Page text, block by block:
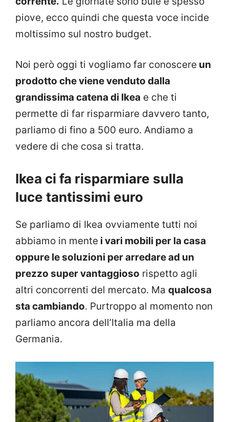
piove, ecco quindi che questa voce incide
moltissimo sul nostro budget.
Noi però oggi ti vogliamo far conoscere un
prodotto che viene venduto dalla
grandissima catena di Ikea e che ti
permette di far risparmiare davvero tanto,
parliamo di fino a 500 euro. Andiamo a
vedere di che cosa si tratta.
Ikea ci fa risparmiare sulla
luce tantissimi euro
Se parliamo di Ikea ovviamente tutti noi
abbiamo in mente i vari mobili per la casa
oppure le soluzioni per arredare ad un
prezzo super vantaggioso rispetto agli
altri concorrenti del mercato. Ma qualcosa
sta cambiando. Purtroppo al momento non
parliamo ancora dell’Italia ma della
Germania.